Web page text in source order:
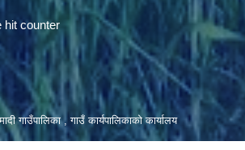
गाउँपालिका , गाउँ कार्यपालिकाको कार्यालय